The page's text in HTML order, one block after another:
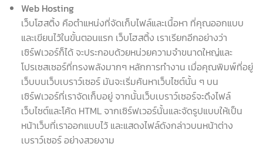
Web Hosting
เว็บโฮสติ้ง คือตำแหน่งที่จัดเก็บไฟล์และเนื้อหา ที่คุณออกแบบ
และเขียนไว้ในขั้นตอนแรก เว็บโฮสติ้ง เราเรียกอีกอย่างว่า
เซิร์ฟเวอร์ก็ได้ จะประกอบด้วยหน่วยความจำขนาดใหญ่และ
โปรเซสเซอร์ที่ทรงพลังมากๆ หลักการทำงาน เมื่อคุณพิมพ์ที่อยู่
เว็บบนเว็บเบราว์เซอร์ มันจะเริ่มค้นหาเว็บไซต์นั้น ๆ บน
เซิร์ฟเวอร์ที่เราจัดเก็บอยู่ จากนั้นเว็บเบราว์เซอร์จะดึงไฟล์
เว็บไซต์และโค้ด HTML จากเซิร์ฟเวอร์นั้นและจัดรูปแบบให้เป็น
หน้าเว็บที่เราออกแบบไว้ และแสดงไฟล์ดังกล่าวบนหน้าต่าง
เบราว์เซอร์ อย่างสวยงาม